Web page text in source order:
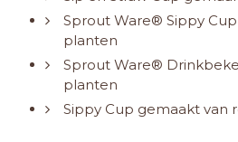
Sprout Ware® Sippy
planten
Sprout Ware®
planten
Sippy Cup gemaakt van